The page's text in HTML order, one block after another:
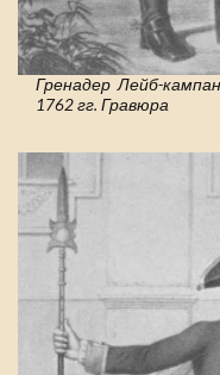
Гренадер Лейб-
1762 гг. Гравюра